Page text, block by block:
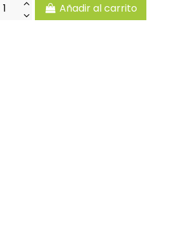
Añadir al carrito